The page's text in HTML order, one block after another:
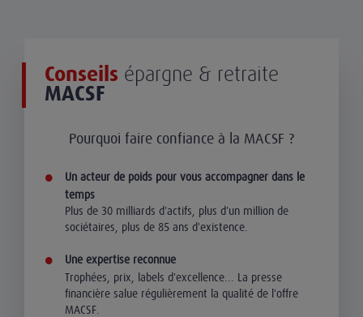
Conseils épargne & retraite
MACSF
Pourquoi faire confiance à la MACSF ?
Un acteur de poids pour vous accompagner dans le
temps
Plus de 30 milliards d'actifs, plus d'un million de
sociétaires, plus de 85 ans d'existence.
Une expertise reconnue
Trophées, prix, labels d'excellence... La presse
financière salue régulièrement la qualité de l'offre
MACSF.